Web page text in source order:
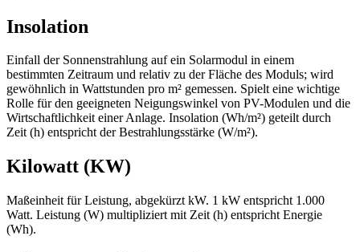
Insolation
Einfall der Sonnenstrahlung auf ein Solarmodul in einem
bestimmten Zeitraum und relativ zu der Fläche des Moduls; wird
gewöhnlich in Wattstunden pro m² gemessen. Spielt eine wichtige
Rolle für den geeigneten Neigungswinkel von PV-Modulen und die
Wirtschaftlichkeit einer Anlage. Insolation (Wh/m²) geteilt durch
Zeit (h) entspricht der Bestrahlungsstärke (W/m²).
Kilowatt (KW)
Maßeinheit für Leistung, abgekürzt kW. 1 kW entspricht 1.000
Watt. Leistung (W) multipliziert mit Zeit (h) entspricht Energie
(Wh).